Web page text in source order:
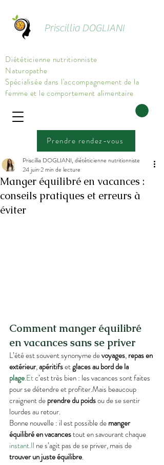
Priscillia DOGLIANI
Prendre rendez-vous
Diététicienne nutritionniste
Naturopathe
Spécialisée dans l'accompagnement de la
femme et le comportement alimentaire
Manger équilibré en vacances :
conseils pratiques et erreurs à
éviter
Priscillia DOGLIANI, diététicienne nutritionniste
24 juin2 min de lecture
Comment manger équilibré
en vacances sans se priver
L’été est souvent synonyme de voyages, repas en
extérieur, apéritifs et glaces au bord de la
plage.Et c’est très bien : les vacances sont faites
pour se détendre et profiter.Mais beaucoup
craignent de prendre du poids ou de se sentir
lourdes au retour.
Bonne nouvelle : il est possible de manger
équilibré en vacances tout en savourant chaque
instant.Il ne s’agit pas de se priver, mais de
trouver un juste équilibre.